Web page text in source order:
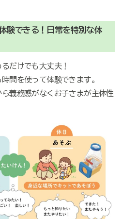
験できる！日常を特別な体
だけでも大丈夫！
間を使って体験できます。
義務感がなくお子さまが主体性